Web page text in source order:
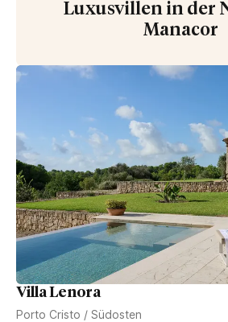
Luxusvillen in der
Manacor
Villa Lenora
Porto Cristo / Südosten